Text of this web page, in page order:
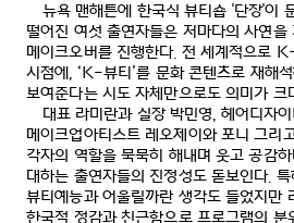
뉴욕 맨해튼에 한국식 뷰티숍 '단장'이
떨어진 여섯 출연자들은 저마다의 사연
메이크오버를 진행한다. 전 세계적으로
시점에, ‘K-뷰티’를 문화 콘텐츠로 재해
보여준다는 시도 자체만으로도 의미가 크
대표 라미란과 실장 박민영, 헤어디자
메이크업아티스트 레오제이와 포니 그리
각자의 역할을 묵묵히 해내며 웃고 공감
대하는 출연자들의 진정성도 돋보인다. 특
뷰티예능과 어울릴까란 생각도 들었지만
한국적 정감과 친근함으로 프로그램의 분